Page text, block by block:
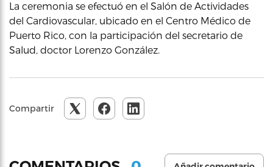
La ceremonia se efectuó en el Salón de Actividades
del Cardiovascular, ubicado en el Centro Médico de
Puerto Rico, con la participación del secretario de
Salud, doctor Lorenzo González.
Compartir